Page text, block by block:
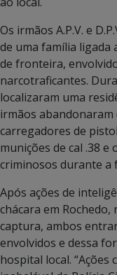
Os irmãos A.P.V. e
de uma família ligada
de fronteira,
narcotraficantes.
localizaram uma
irmãos abandonaram
carregadores de
munições de cal .38
criminosos durante a
Após ações de
chácara em
captura, ambos
envolvidos e dessa
hospital local.